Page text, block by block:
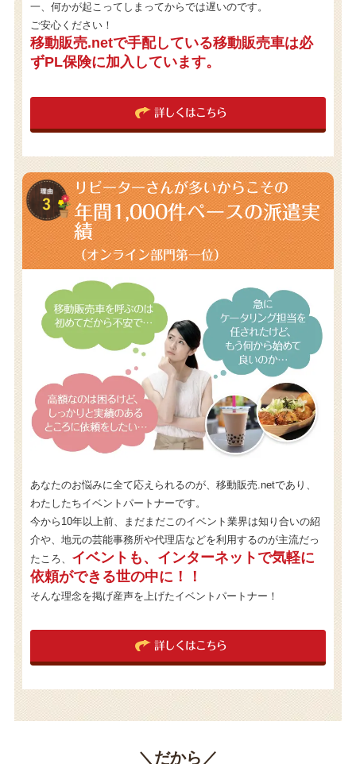
一、何かが起こってしまってからでは遅いのです。
ご安心ください！
移動販売.netで手配している移動販売車は必
ずPL保険に加入しています。
詳しくはこちら
リピーターさんが多いからこその
年間1,000件ペースの派遣実
績
（オンライン部門第一位）
あなたのお悩みに全て応えられるのが、移動販売.netであり、
わたしたちイベントパートナーです。
今から10年以上前、まだまだこのイベント業界は知り合いの紹
介や、地元の芸能事務所や代理店などを利用するのが主流だっ
たころ、 イベントも、インターネットで気軽に
依頼ができる世の中に！！
そんな理念を掲げ産声を上げたイベントパートナー！
詳しくはこちら
＼だから／